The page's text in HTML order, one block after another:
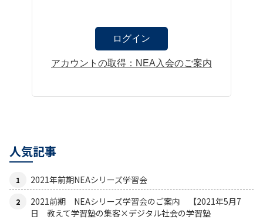
アカウントの取得：NEA入会のご案内
人気記事
2021年前期NEAシリーズ学習会
2021前期 NEAシリーズ学習会のご案内 【2021年5月7
日 教えて学習塾の集客×デジタル社会の学習塾